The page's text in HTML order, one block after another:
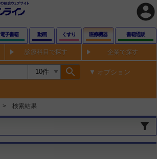
account_circle
電子書籍 動画 くすり 医療機器 書籍通販
診療科目で探す 企業で探す
search オプション
検索結果